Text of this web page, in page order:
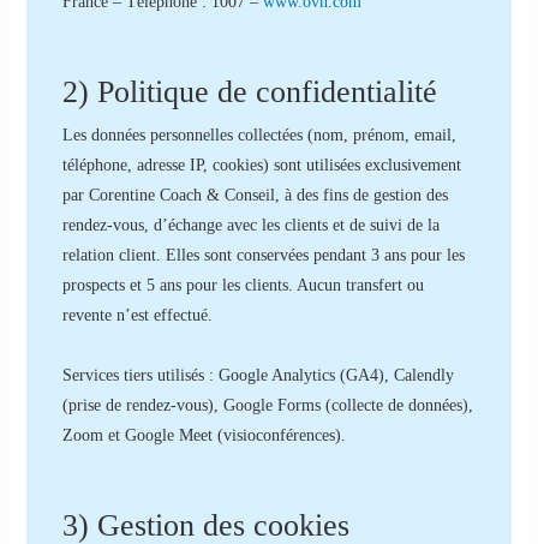
2) Politique de confidentialité
Les données personnelles collectées (nom, prénom, email,
téléphone, adresse IP, cookies) sont utilisées exclusivement
par Corentine Coach & Conseil, à des fins de gestion des
rendez-vous, d’échange avec les clients et de suivi de la
relation client. Elles sont conservées pendant 3 ans pour les
prospects et 5 ans pour les clients. Aucun transfert ou
revente n’est effectué.
Services tiers utilisés : Google Analytics (GA4), Calendly
(prise de rendez-vous), Google Forms (collecte de données),
Zoom et Google Meet (visioconférences).
3) Gestion des cookies